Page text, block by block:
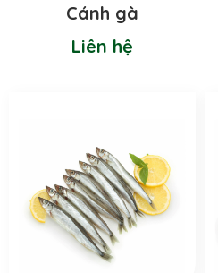
Cánh gà
Liên hệ